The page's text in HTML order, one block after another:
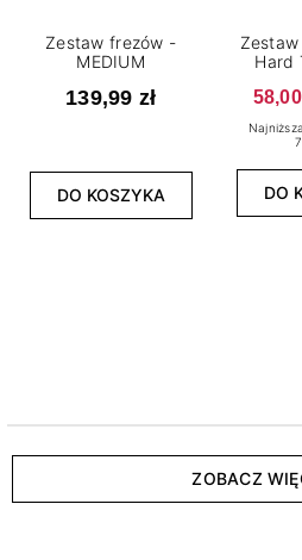
Zestaw frezów -
MEDIUM
139,99 zł
DO KOSZYKA
Hard
58,00
DO
ZOBACZ